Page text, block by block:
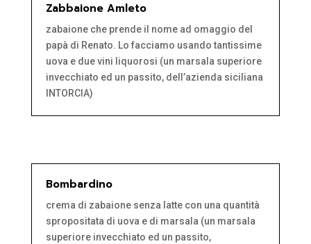
Zabbaione Amleto
zabaione che prende il nome ad omaggio del
papà di Renato. Lo facciamo usando tantissime
uova e due vini liquorosi (un marsala superiore
invecchiato ed un passito, dell’azienda siciliana
INTORCIA)
Bombardino
crema di zabaione senza latte con una quantità
spropositata di uova e di marsala (un marsala
superiore invecchiato ed un passito,